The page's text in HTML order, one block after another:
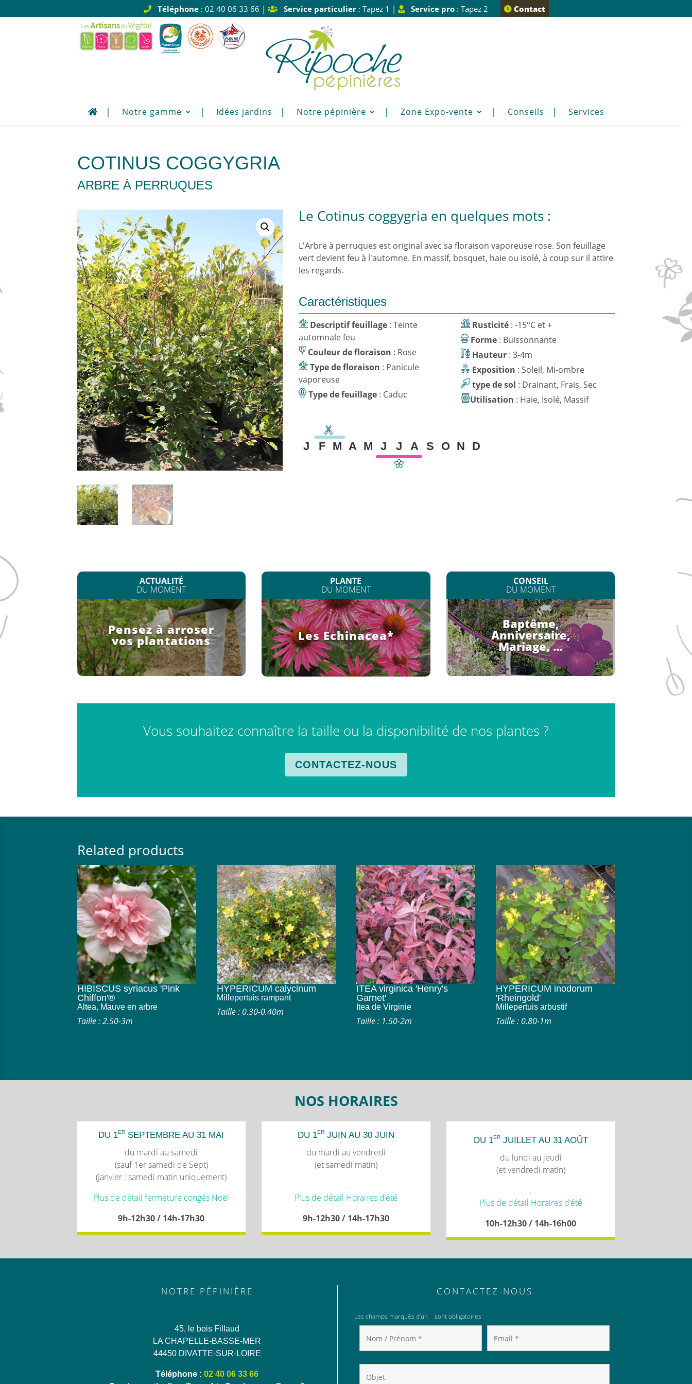
Téléphone: 02 40 06 33 66 | Service particulier: Tapez 1 | Service pro: Tapez 2 Contact
Notre gamme Idées jardins Notre pépinière Zone Expo-vente Conseils Services
COTINUS COGGYGRIA
ARBRE À PERRUQUES
Le Cotinus coggygria en quelques mots :
L'Arbre à perruques est original avec sa floraison vaporeuse rose. Son feuillage
vert devient feu à l'automne. En massif, bosquet, haie ou isolé, à coup sur il attire
les regards.
Caractéristiques
Descriptif feuillage : Teinte
automnale feu
Couleur de floraison
: Rose
Type de floraison : Panicule
vaporeuse
Type de feuillage : Caduc
Rusticité : -15°C et +
Forme : Buissonnante
Hauteur : 3-4m
Exposition
: Soleil, Mi-ombre
type de sol
: Drainant, Frais, Sec
Utilisation
: Haie, Isolé, Massif
J F M A M J J A S O N D
ACTUALITÉ
DU MOMENT
Pensez à arroser
vos plantations
PLANTE
DU MOMENT
Les Echinacea*
CONSEIL
DU MOMENT
Baptême,
Anniversaire,
Mariage, …
Vous souhaitez connaître la taille ou la disponibilité de nos plantes ?
CONTACTEZ-NOUS
Related products
HIBISCUS syriacus 'Pink
Chiffon'®
Altea, Mauve en arbre
Taille : 2.50-3m
HYPERICUM calycinum
Millepertuis rampant
Taille : 0.30-0.40m
ITEA virginica 'Henry's
Garnet'
Itea de Virginie
Taille : 1.50-2m
HYPERICUM inodorum
'Rheingold'
Millepertuis arbustif
Taille : 0.80-1m
NOS HORAIRES
DU 1ER SEPTEMBRE AU 31 MAI
du mardi au samedi
(sauf 1er samedi de Sept)
(Janvier : samedi matin uniquement)
Plus de détail fermeture congés Noël
9h-12h30 / 14h-17h30
DU 1ERJUIN AU 30 JUIN
du mardi au vendredi
(et samedi matin)
.
Plus de détail Horaires d’été
9h-12h30 / 14h-17h30
DU 1ERJUILLET AU 31 AOÛT
du lundi au jeudi
(et vendredi matin)
.
Plus de détail Horaires d’été
10h-12h30 / 14h-16h00
NOTRE PÉPINIÈRE
45, le bois Fillaud
LA CHAPELLE-BASSE-MER
44450 DIVATTE-SUR-LOIRE
Téléphone :02 40 06 33 66
CONTACTEZ-NOUS
Les champs marqués d’un * sont obligatoires